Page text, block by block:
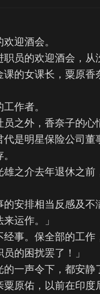
迎酒会。
员的欢迎酒会，从
的女课长，粟原
作者。
之外，香奈子的心
代是明星保险公司
雄之介去年退休之
安排相当反感及不
运作。」
经事。保全部的工作
的困扰罢了！」
一声令下，都安静
原佑，以前在印